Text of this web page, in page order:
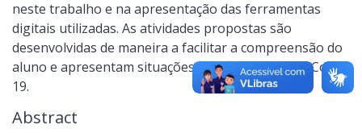
neste trabalho e na apresentação das ferramentas
digitais utilizadas. As atividades propostas são
desenvolvidas de maneira a facilitar a compreensão do
aluno e apresentam situações-problema sobre a Covid-
19.
Abstract